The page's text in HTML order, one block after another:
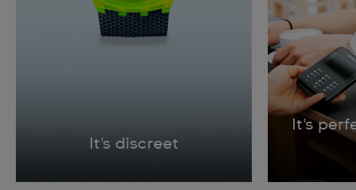
It's discreet
It's